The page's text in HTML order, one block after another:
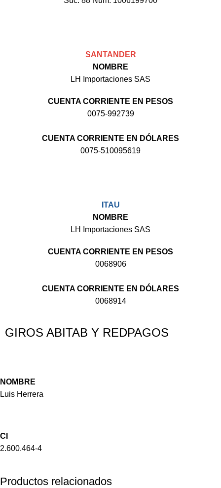
SANTANDER
NOMBRE
LH Importaciones SAS
CUENTA CORRIENTE EN PESOS
0075-992739
CUENTA CORRIENTE EN DÓLARES
0075-510095619
ITAU
NOMBRE
LH Importaciones SAS
CUENTA CORRIENTE EN PESOS
0068906
CUENTA CORRIENTE EN DÓLARES
0068914
GIROS ABITAB Y REDPAGOS
NOMBRE
Luis Herrera
CI
2.600.464-4
Productos relacionados